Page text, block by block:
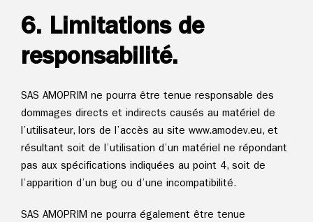
6. Limitations de
responsabilité.
SAS AMOPRIM ne pourra être tenue responsable des
dommages directs et indirects causés au matériel de
l’utilisateur, lors de l’accès au site www.amodev.eu, et
résultant soit de l’utilisation d’un matériel ne répondant
pas aux spécifications indiquées au point 4, soit de
l’apparition d’un bug ou d’une incompatibilité.
SAS AMOPRIM ne pourra également être tenue